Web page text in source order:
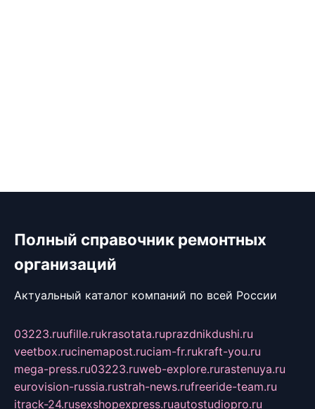
Полный справочник ремонтных
организаций
Актуальный каталог компаний по всей России
03223.ruufille.rukrasotata.ruprazdnikdushi.ru
veetbox.rucinemapost.ruciam-fr.rukraft-you.ru
mega-press.ru03223.ruweb-explore.rurastenuya.ru
eurovision-russia.rustrah-news.rufreeride-team.ru
itrack-24.rusexshopexpress.ruautostudiopro.ru